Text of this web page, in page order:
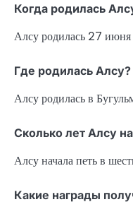
Когда родилась
Алсу родилась 27 июня
Где родилась Алсу?
Алсу родилась в
Сколько лет Алсу
Алсу начала петь в
Какие награды